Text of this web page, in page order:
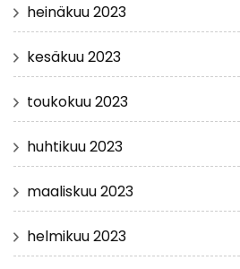
heinäkuu 2023
kesäkuu 2023
toukokuu 2023
huhtikuu 2023
maaliskuu 2023
helmikuu 2023